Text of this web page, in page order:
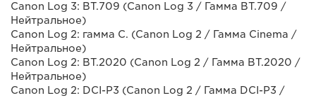
Canon Log 3: BT.709 (Canon Log 3 / Гамма BT.709 /
Нейтральное)
Canon Log 2: гамма C. (Canon Log 2 / Гамма Cinema /
Нейтральное)
Canon Log 2: BT.2020 (Canon Log 2 / Гамма BT.2020 /
Нейтральное)
Canon Log 2: DCI-P3 (Canon Log 2 / Гамма DCI-P3 /